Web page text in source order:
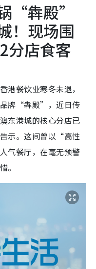
“犇殿”
！现场围
分店食客
港餐饮业寒冬未退，
品牌“犇殿”，近日传
东港城的核心分店已
示。这间曾以“高性
餐厅，在毫无预警
。